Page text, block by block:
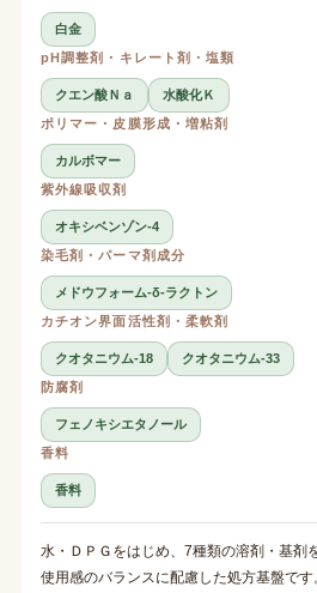
白金
pH調整剤・キレート剤・塩類
クエン酸Ｎａ
水酸化Ｋ
ポリマー・皮膜形成・増粘剤
カルボマー
紫外線吸収剤
オキシベンゾン-4
染毛剤・パーマ剤成分
メドウフォーム-δ-ラクトン
カチオン界面活性剤・柔軟剤
クオタニウム-18
クオタニウム-33
防腐剤
フェノキシエタノール
香料
香料
水・ＤＰＧをはじめ、7種類の溶剤・基剤
使用感のバランスに配慮した処方基盤で